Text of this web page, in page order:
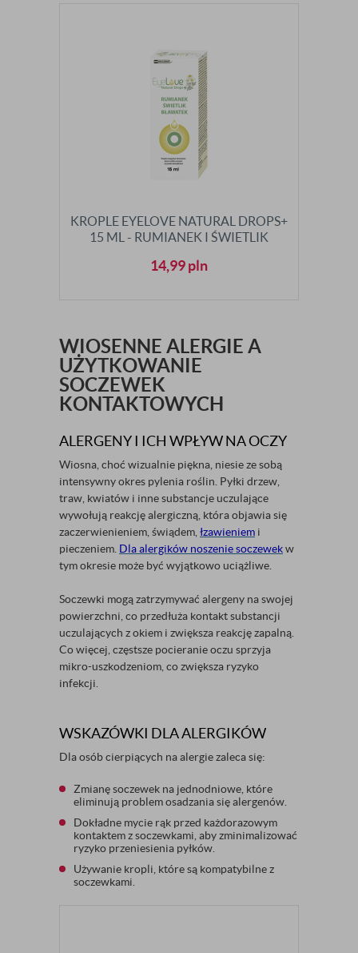
KROPLE EYELOVE NATURAL DROPS+
15 ML - RUMIANEK I ŚWIETLIK
14,99pln
WIOSENNE ALERGIE A
UŻYTKOWANIE
SOCZEWEK
KONTAKTOWYCH
ALERGENY I ICH WPŁYW NA OCZY
Wiosna, choć wizualnie piękna, niesie ze sobą
intensywny okres pylenia roślin. Pyłki drzew,
traw, kwiatów i inne substancje uczulające
wywołują reakcję alergiczną, która objawia się
zaczerwienieniem, świądem, łzawieniem i
pieczeniem. Dla alergików noszenie soczewekw
tym okresie może być wyjątkowo uciążliwe.
Soczewki mogą zatrzymywać alergeny na swojej
powierzchni, co przedłuża kontakt substancji
uczulających z okiem i zwiększa reakcję zapalną.
Co więcej, częstsze pocieranie oczu sprzyja
mikro-uszkodzeniom, co zwiększa ryzyko
infekcji.
WSKAZÓWKI DLA ALERGIKÓW
Dla osób cierpiących na alergie zaleca się:
Zmianę soczewek na jednodniowe, które
eliminują problem osadzania się alergenów.
Dokładne mycie rąk przed każdorazowym
kontaktem z soczewkami, aby zminimalizować
ryzyko przeniesienia pyłków.
Używanie kropli, które są kompatybilne z
soczewkami.